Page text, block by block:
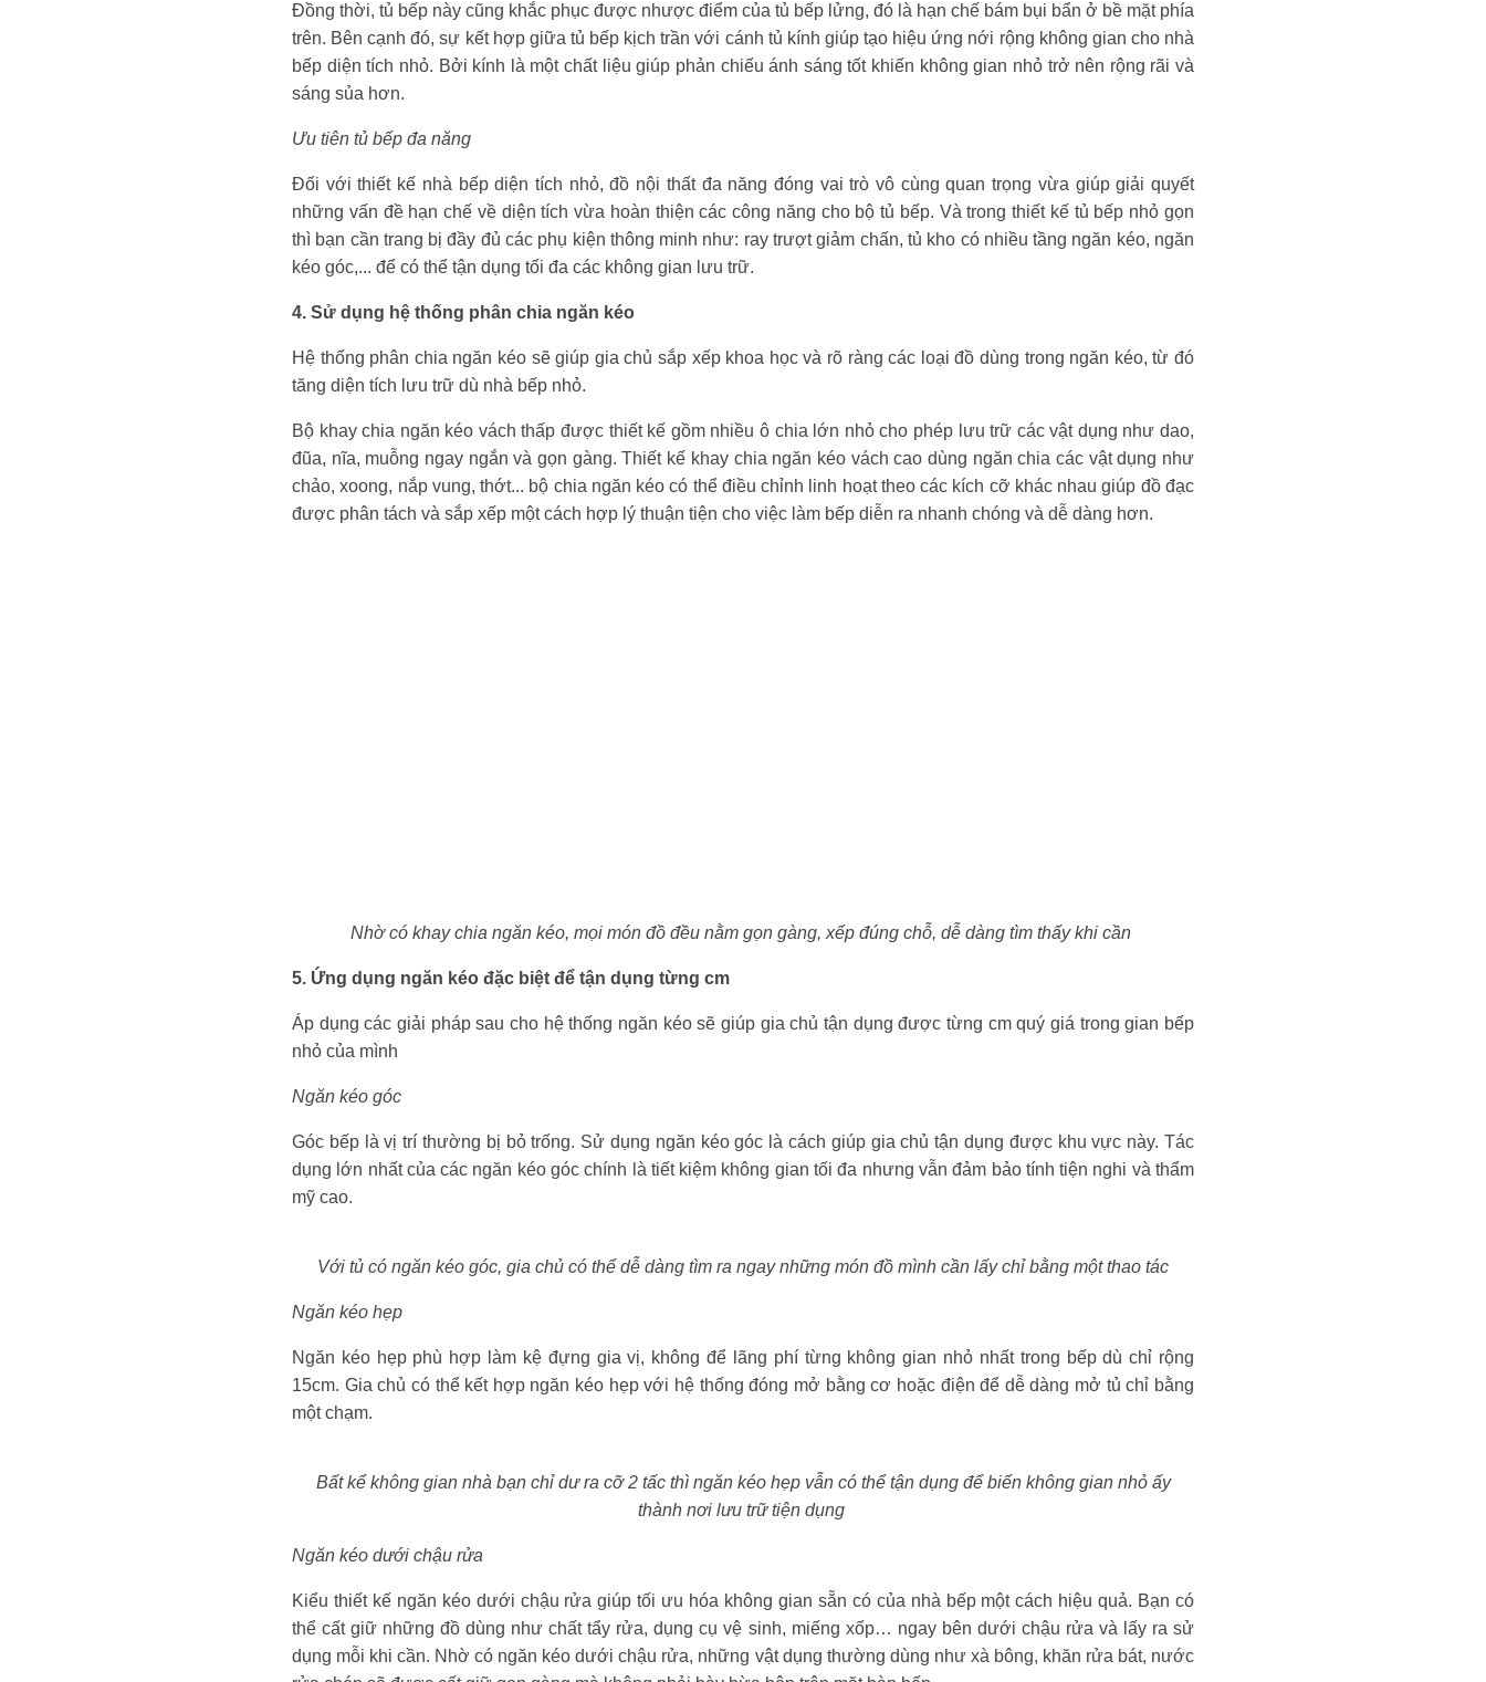
Đồng thời, tủ bếp này cũng khắc phục được nhược điểm của tủ bếp lửng, đó là hạn chế bám bụi bẩn ở bề mặt phía
trên. Bên cạnh đó, sự kết hợp giữa tủ bếp kịch trần với cánh tủ kính giúp tạo hiệu ứng nới rộng không gian cho nhà
bếp diện tích nhỏ. Bởi kính là một chất liệu giúp phản chiếu ánh sáng tốt khiến không gian nhỏ trở nên rộng rãi và
sáng sủa hơn.
Ưu tiên tủ bếp đa năng
Đối với thiết kế nhà bếp diện tích nhỏ, đồ nội thất đa năng đóng vai trò vô cùng quan trọng vừa giúp giải quyết
những vấn đề hạn chế về diện tích vừa hoàn thiện các công năng cho bộ tủ bếp. Và trong thiết kế tủ bếp nhỏ gọn
thì bạn cần trang bị đầy đủ các phụ kiện thông minh như: ray trượt giảm chấn, tủ kho có nhiều tầng ngăn kéo, ngăn
kéo góc,... để có thể tận dụng tối đa các không gian lưu trữ.
4. Sử dụng hệ thống phân chia ngăn kéo
Hệ thống phân chia ngăn kéo sẽ giúp gia chủ sắp xếp khoa học và rõ ràng các loại đồ dùng trong ngăn kéo, từ đó
tăng diện tích lưu trữ dù nhà bếp nhỏ.
Bộ khay chia ngăn kéo vách thấp được thiết kế gồm nhiều ô chia lớn nhỏ cho phép lưu trữ các vật dụng như dao,
đũa, nĩa, muỗng ngay ngắn và gọn gàng. Thiết kế khay chia ngăn kéo vách cao dùng ngăn chia các vật dụng như
chảo, xoong, nắp vung, thớt... bộ chia ngăn kéo có thể điều chỉnh linh hoạt theo các kích cỡ khác nhau giúp đồ đạc
được phân tách và sắp xếp một cách hợp lý thuận tiện cho việc làm bếp diễn ra nhanh chóng và dễ dàng hơn.
Nhờ có khay chia ngăn kéo, mọi món đồ đều nằm gọn gàng, xếp đúng chỗ, dễ dàng tìm thấy khi cần
5. Ứng dụng ngăn kéo đặc biệt để tận dụng từng cm
Áp dụng các giải pháp sau cho hệ thống ngăn kéo sẽ giúp gia chủ tận dụng được từng cm quý giá trong gian bếp
nhỏ của mình
Ngăn kéo góc
Góc bếp là vị trí thường bị bỏ trống. Sử dụng ngăn kéo góc là cách giúp gia chủ tận dụng được khu vực này. Tác
dụng lớn nhất của các ngăn kéo góc chính là tiết kiệm không gian tối đa nhưng vẫn đảm bảo tính tiện nghi và thẩm
mỹ cao.
Với tủ có ngăn kéo góc, gia chủ có thể dễ dàng tìm ra ngay những món đồ mình cần lấy chỉ bằng một thao tác
Ngăn kéo hẹp
Ngăn kéo hẹp phù hợp làm kệ đựng gia vị, không để lãng phí từng không gian nhỏ nhất trong bếp dù chỉ rộng
15cm. Gia chủ có thể kết hợp ngăn kéo hẹp với hệ thống đóng mở bằng cơ hoặc điện để dễ dàng mở tủ chỉ bằng
một chạm.
Bất kể không gian nhà bạn chỉ dư ra cỡ 2 tấc thì ngăn kéo hẹp vẫn có thể tận dụng để biến không gian nhỏ ấy
thành nơi lưu trữ tiện dụng
Ngăn kéo dưới chậu rửa
Kiểu thiết kế ngăn kéo dưới chậu rửa giúp tối ưu hóa không gian sẵn có của nhà bếp một cách hiệu quả. Bạn có
thể cất giữ những đồ dùng như chất tẩy rửa, dụng cụ vệ sinh, miếng xốp… ngay bên dưới chậu rửa và lấy ra sử
dụng mỗi khi cần. Nhờ có ngăn kéo dưới chậu rửa, những vật dụng thường dùng như xà bông, khăn rửa bát, nước